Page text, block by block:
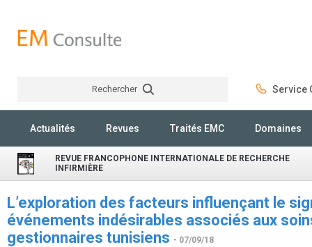
Rechercher Service
Actualités Revues Traités EMC Domaines
REVUE FRANCOPHONE INTERNATIONALE DE RECHERCHE
INFIRMIÈRE
L’exploration des facteurs influençant le
événements indésirables associés aux
gestionnaires tunisiens - 07/09/18